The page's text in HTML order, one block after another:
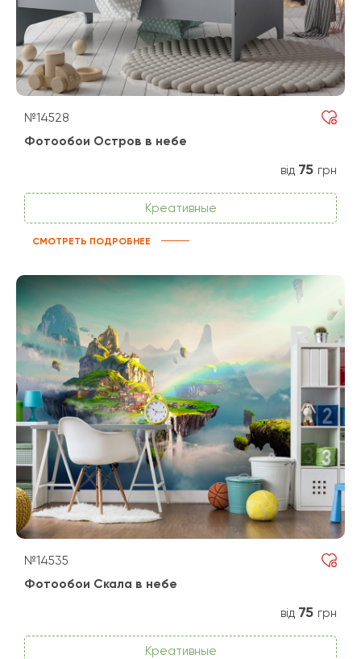
№14528
Фотообои Остров в небе
від 75 грн
Креативные
СМОТРЕТЬ ПОДРОБНЕЕ
№14535
Фотообои Скала в небе
від 75 грн
Креативные